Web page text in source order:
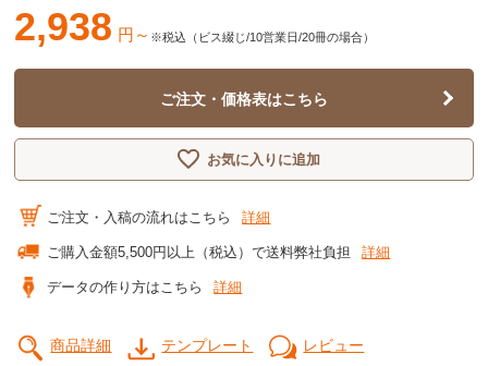
2,938 円～ ※税込（ビス綴じ/10営業日/20冊の場合）
ご注文・価格表はこちら
お気に入りに追加
ご注文・入稿の流れはこちら 詳細
ご購入金額5,500円以上（税込）で送料弊社負担 詳細
データの作り方はこちら 詳細
商品詳細 テンプレート レビュー